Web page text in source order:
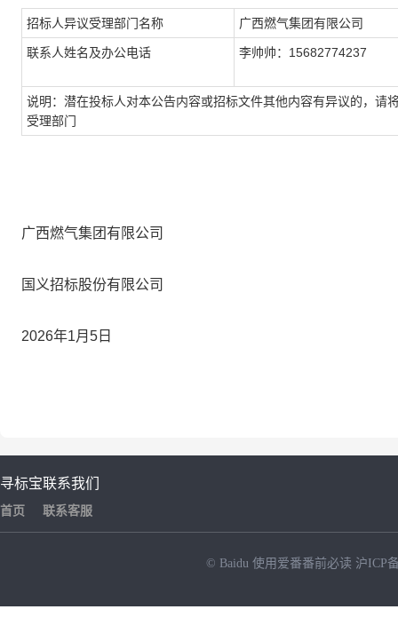
招标人异议受理部门名称 广西燃气集团有限公司
联系人姓名及办公电话 李帅帅： 15682774237
说明 ： 潜在投标人对本公告内容或招标文件其他内容有异议的，请
受理部门
广西燃气集团有限公司
国义招标股份有限公司
2026年1月 5 日
寻标宝
首页
联系我们
联系客服
© Baidu 使用爱番番前必读 沪ICP